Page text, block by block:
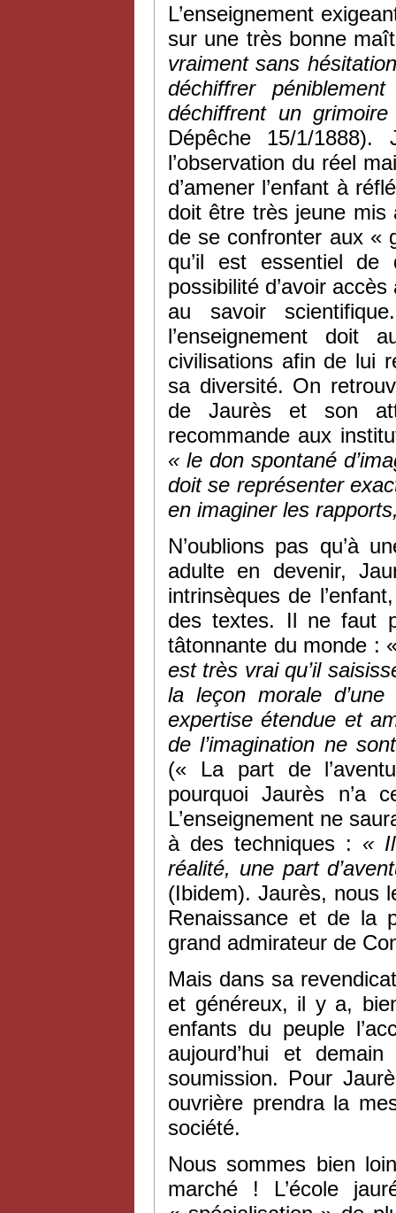
L’enseignement
sur une très bonne
vraiment sans
déchiffrer
déchiffrent un grimoire
Dépêche 15/1/
l’observation du réel
d’amener l’enfant à
doit être très jeune mis
de se confronter aux «
qu’il est essentiel
possibilité d’avoir
au savoir
l’enseignement doit
civilisations afin de lui
sa diversité. On
de Jaurès et son
recommande aux
« le don spontané
doit se représenter
en imaginer les
N’oublions pas qu’à
adulte en devenir,
intrinsèques de
des textes. Il ne faut
tâtonnante du monde :
est très vrai qu’il
la leçon morale
expertise étendue et
de l’imagination ne
(« La part de
pourquoi Jaurès n’a
L’enseignement ne
à des techniques : «
réalité, une part
(Ibidem). Jaurès, nous
Renaissance et de la
grand admirateur de
Mais dans sa
et généreux, il y a,
enfants du peuple
aujourd’hui et
soumission. Pour
ouvrière prendra la
société.
Nous sommes bien
marché ! L’école